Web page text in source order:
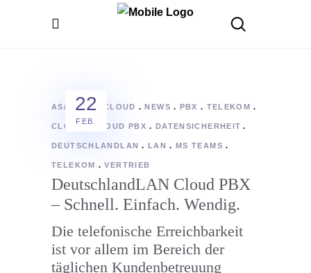
22
FEB.
AS/POINT CLOUD NEWS PBX TELEKOM
CLOUD CLOUD PBX DATENSICHERHEIT
DEUTSCHLANDLAN LAN MS TEAMS
TELEKOM VERTRIEB
DeutschlandLAN Cloud PBX
– Schnell. Einfach. Wendig.
Die telefonische Erreichbarkeit
ist vor allem im Bereich der
täglichen Kundenbetreuung